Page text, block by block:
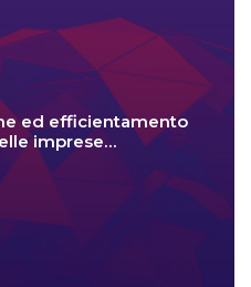
ed efficientamento
imprese…